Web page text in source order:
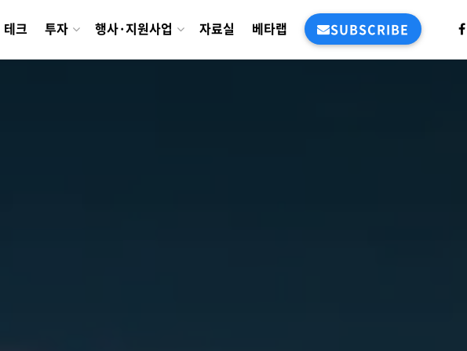
테크 투자 행사·지원사업 자료실 베타랩 SUBSCRIBE